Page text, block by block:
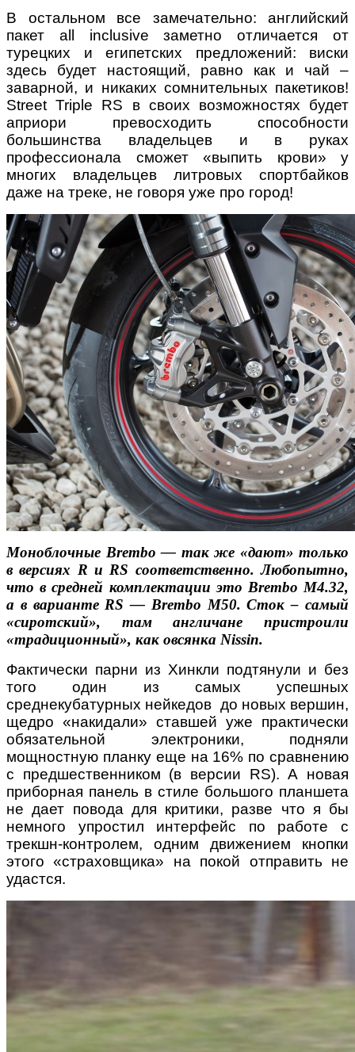
В остальном все замечательно: английский
пакет all inclusive заметно отличается от
турецких и египетских предложений: виски
здесь будет настоящий, равно как и чай –
заварной, и никаких сомнительных пакетиков!
Street Triple RS в своих возможностях будет
априори превосходить способности
большинства владельцев и в руках
профессионала сможет «выпить крови» у
многих владельцев литровых спортбайков
даже на треке, не говоря уже про город!
Моноблочные Brembo — так же «дают» только
в версиях R и RS соответственно. Любопытно,
что в средней комплектации это Brembo M4.32,
а в варианте RS — Brembo M50. Сток – самый
«сиротский», там англичане пристроили
«традиционный», как овсянка Nissin.
Фактически парни из Хинкли подтянули и без
того один из самых успешных
среднекубатурных нейкедов до новых вершин,
щедро «накидали» ставшей уже практически
обязательной электроники, подняли
мощностную планку еще на 16% по сравнению
с предшественником (в версии RS). А новая
приборная панель в стиле большого планшета
не дает повода для критики, разве что я бы
немного упростил интерфейс по работе с
трекшн-контролем, одним движением кнопки
этого «страховщика» на покой отправить не
удастся.